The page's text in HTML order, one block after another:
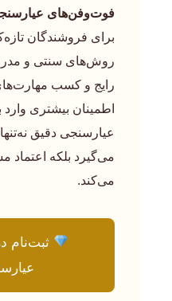
فوت‌وفن‌های
برای فروشندگان
روش‌های سنتی و
رایج و کسب
اطمینان بیشتری وارد
عیارسنجی دقیق
می‌گیرد بلکه اعتماد
می‌کند.
ثبت‌نام